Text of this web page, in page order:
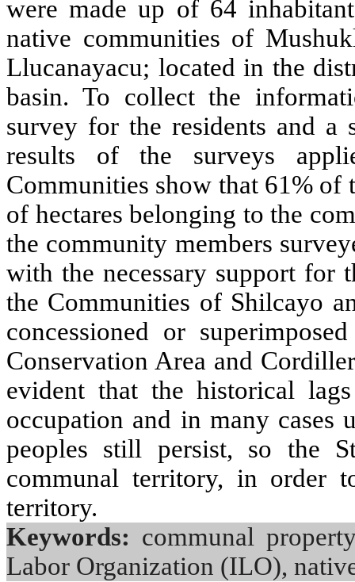
were made up of 64
native communities of
Llucanayacu; located in the
basin. To collect the
survey for the residents and a
results of the surveys
Communities show that 61% of
of hectares belonging to the
the community members
with the necessary support
the Communities of Shilcayo
concessioned or
Conservation Area and
evident that the historical
occupation and in many
peoples still persist, so the
communal territory, in order
territory.
Keywords: communal
Labor Organization (ILO),